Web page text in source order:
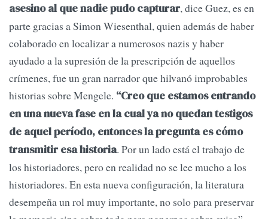
asesino al que nadie pudo capturar, dice Guez, es en
parte gracias a Simon Wiesenthal, quien además de haber
colaborado en localizar a numerosos nazis y haber
ayudado a la supresión de la prescripción de aquellos
crímenes, fue un gran narrador que hilvanó improbables
historias sobre Mengele. “Creo que estamos entrando
en una nueva fase en la cual ya no quedan testigos
de aquel período, entonces la pregunta es cómo
transmitir esa historia. Por un lado está el trabajo de
los historiadores, pero en realidad no se lee mucho a los
historiadores. En esta nueva configuración, la literatura
desempeña un rol muy importante, no solo para preservar